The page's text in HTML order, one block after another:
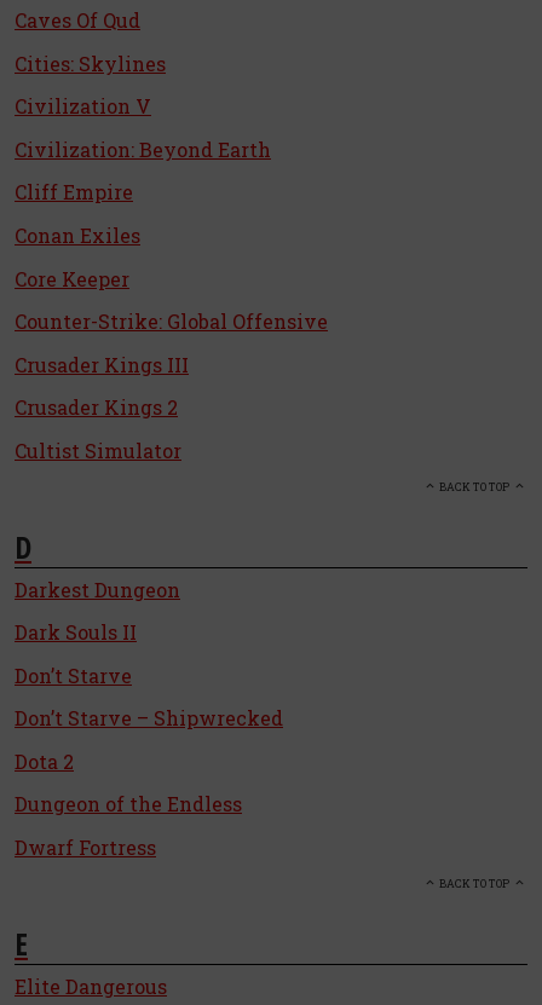
Caves Of Qud
Cities: Skylines
Civilization V
Civilization: Beyond Earth
Cliff Empire
Conan Exiles
Core Keeper
Counter-Strike: Global Offensive
Crusader Kings III
Crusader Kings 2
Cultist Simulator
BACK TO TOP
D
Darkest Dungeon
Dark Souls II
Don’t Starve
Don’t Starve – Shipwrecked
Dota 2
Dungeon of the Endless
Dwarf Fortress
BACK TO TOP
E
Elite Dangerous